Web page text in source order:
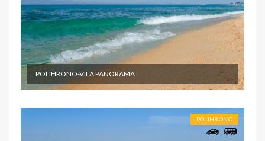
POLIHRONO-VILA PANORAMA
POLIHRONO